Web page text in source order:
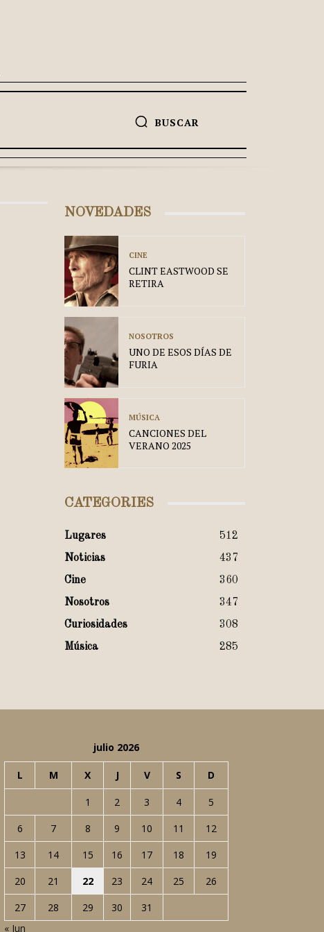
BUSCAR
NOVEDADES
CINE
CLINT EASTWOOD SE
RETIRA
NOSOTROS
UNO DE ESOS DÍAS DE
FURIA
MÚSICA
CANCIONES DEL
VERANO 2025
CATEGORIES
Lugares
512
Noticias
437
Cine
360
Nosotros
347
Curiosidades
308
Música
285
julio 2026
L M X J V S D
1 2 3 4
5
6
7 8 9 10 11
12
13
14 15 16 17 18
19
20
21 22 23 24 25
26
27
28 29 30
31
« Jun